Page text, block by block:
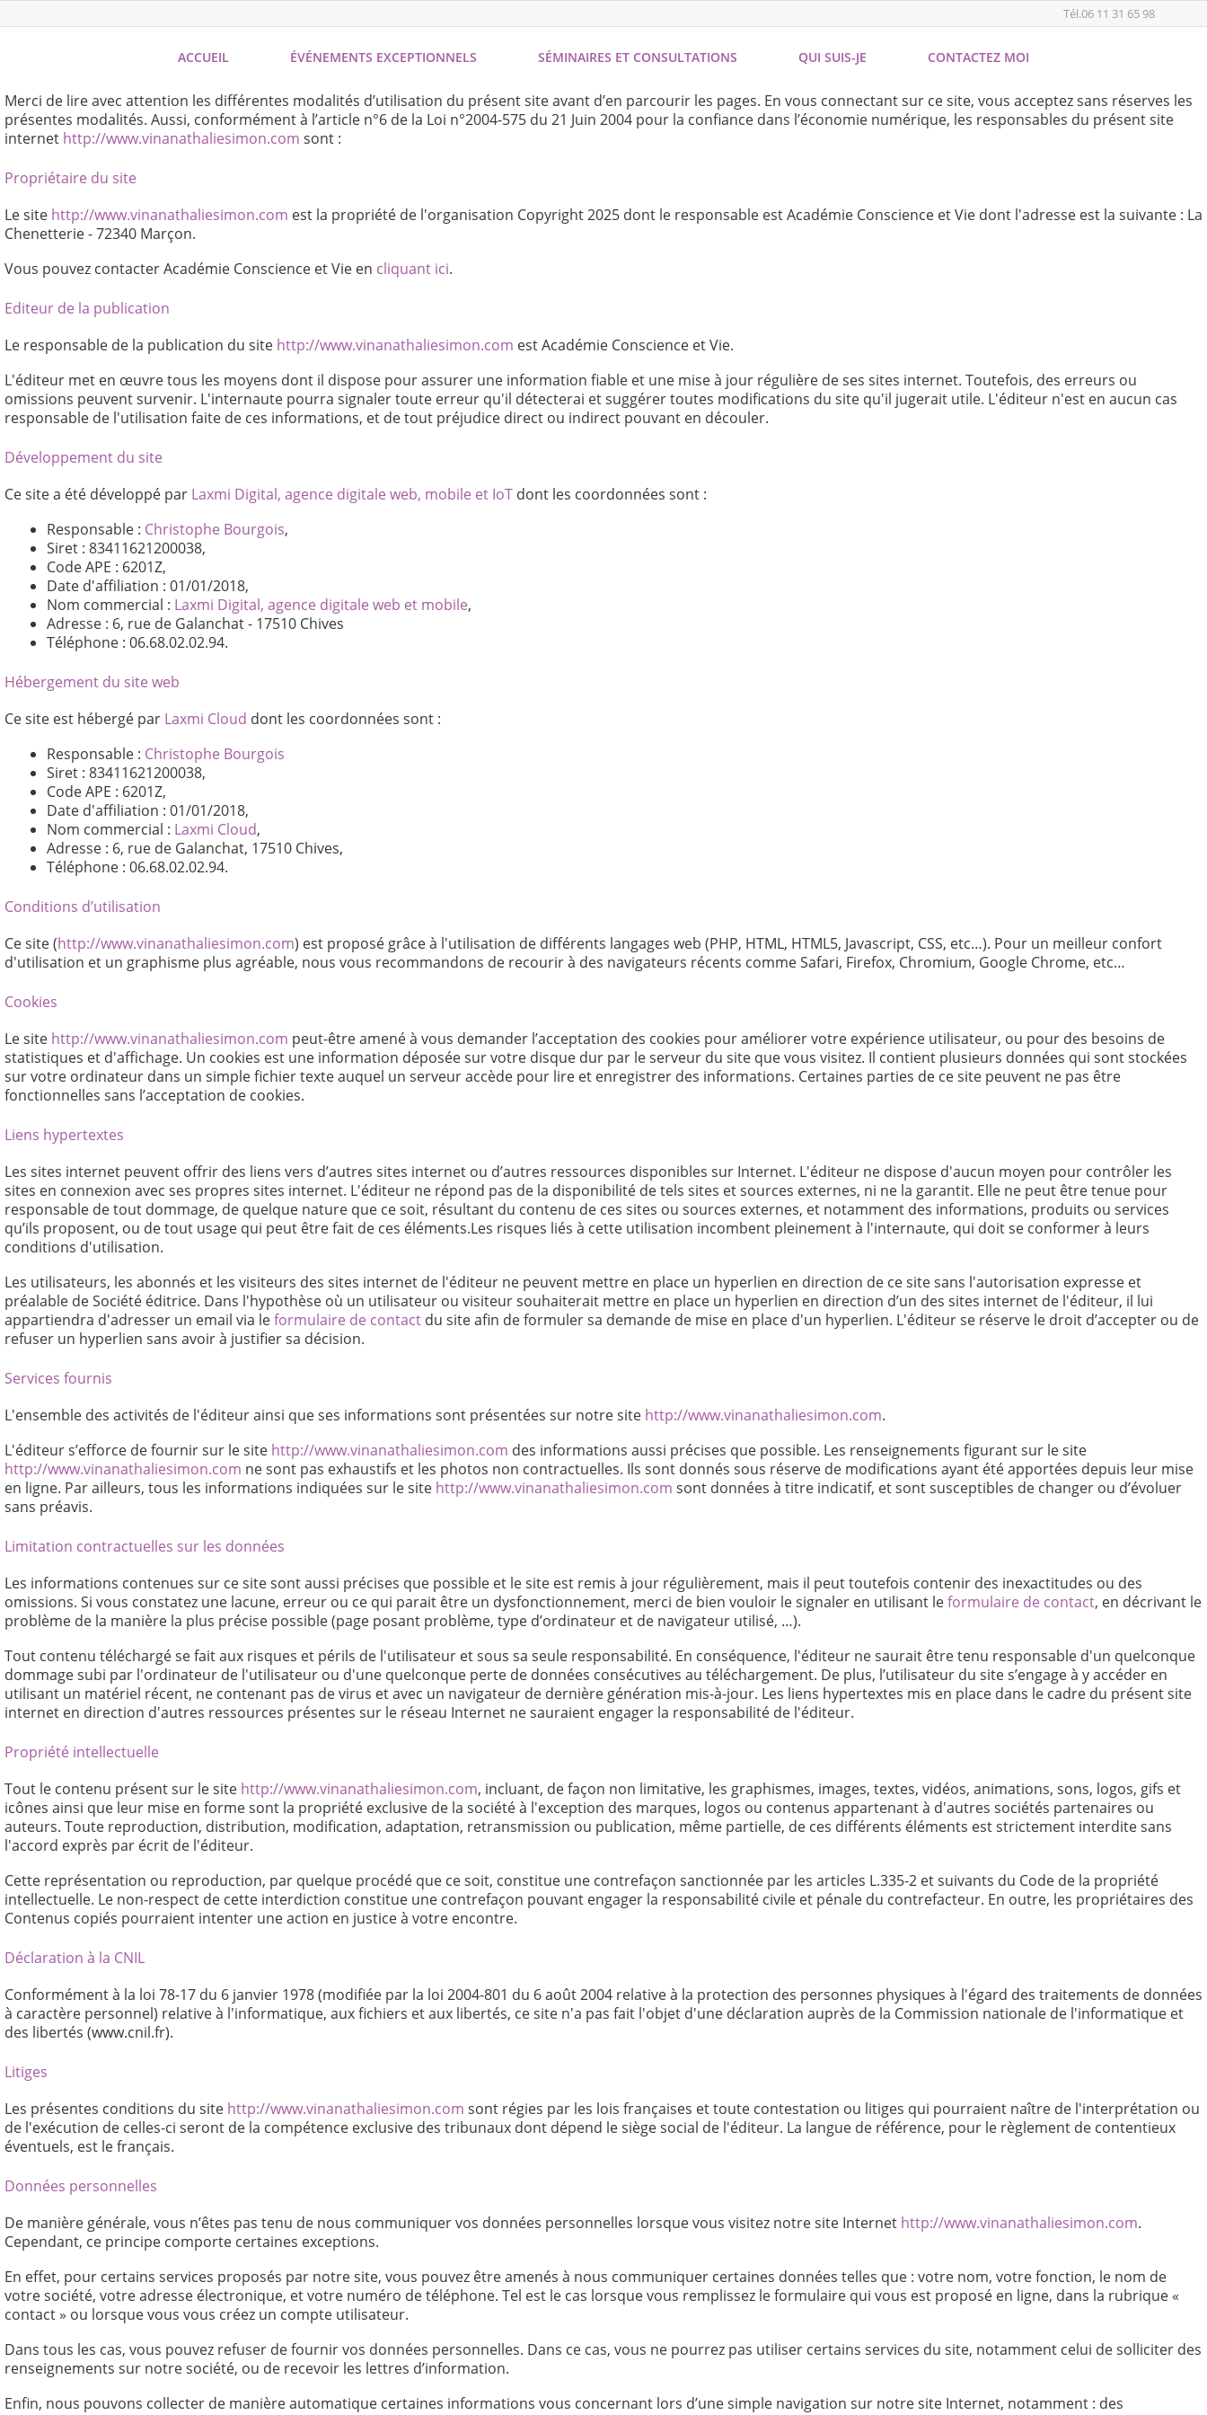
Tél.06 11 31 65 98
ACCUEIL ÉVÉNEMENTS EXCEPTIONNELS SÉMINAIRES ET CONSULTATIONS QUI SUIS-JE CONTACTEZ MOI
Merci de lire avec attention les différentes modalités d’utilisation du présent site avant d’en parcourir les pages. En vous connectant sur ce site, vous acceptez sans réserves les
présentes modalités. Aussi, conformément à l’article n°6 de la Loi n°2004-575 du 21 Juin 2004 pour la confiance dans l’économie numérique, les responsables du présent site
internet http://www.vinanathaliesimon.com sont :
Propriétaire du site
Le site http://www.vinanathaliesimon.com est la propriété de l'organisation Copyright 2025 dont le responsable est Académie Conscience et Vie dont l'adresse est la suivante : La
Chenetterie - 72340 Marçon.
Vous pouvez contacter Académie Conscience et Vie en cliquant ici.
Editeur de la publication
Le responsable de la publication du site http://www.vinanathaliesimon.com est Académie Conscience et Vie.
L'éditeur met en œuvre tous les moyens dont il dispose pour assurer une information fiable et une mise à jour régulière de ses sites internet. Toutefois, des erreurs ou
omissions peuvent survenir. L'internaute pourra signaler toute erreur qu'il détecterai et suggérer toutes modifications du site qu'il jugerait utile. L'éditeur n'est en aucun cas
responsable de l'utilisation faite de ces informations, et de tout préjudice direct ou indirect pouvant en découler.
Développement du site
Ce site a été développé par Laxmi Digital, agence digitale web, mobile et IoT dont les coordonnées sont :
Responsable : Christophe Bourgois,
Siret : 83411621200038,
Code APE : 6201Z,
Date d'affiliation : 01/01/2018,
Nom commercial : Laxmi Digital, agence digitale web et mobile,
Adresse : 6, rue de Galanchat - 17510 Chives
Téléphone : 06.68.02.02.94.
Hébergement du site web
Ce site est hébergé par Laxmi Cloud dont les coordonnées sont :
Responsable : Christophe Bourgois
Siret : 83411621200038,
Code APE : 6201Z,
Date d'affiliation : 01/01/2018,
Nom commercial : Laxmi Cloud,
Adresse : 6, rue de Galanchat, 17510 Chives,
Téléphone : 06.68.02.02.94.
Conditions d’utilisation
Ce site (http://www.vinanathaliesimon.com) est proposé grâce à l'utilisation de différents langages web (PHP, HTML, HTML5, Javascript, CSS, etc…). Pour un meilleur confort
d'utilisation et un graphisme plus agréable, nous vous recommandons de recourir à des navigateurs récents comme Safari, Firefox, Chromium, Google Chrome, etc…
Cookies
Le site http://www.vinanathaliesimon.com peut-être amené à vous demander l’acceptation des cookies pour améliorer votre expérience utilisateur, ou pour des besoins de
statistiques et d'affichage. Un cookies est une information déposée sur votre disque dur par le serveur du site que vous visitez. Il contient plusieurs données qui sont stockées
sur votre ordinateur dans un simple fichier texte auquel un serveur accède pour lire et enregistrer des informations. Certaines parties de ce site peuvent ne pas être
fonctionnelles sans l’acceptation de cookies.
Liens hypertextes
Les sites internet peuvent offrir des liens vers d’autres sites internet ou d’autres ressources disponibles sur Internet. L'éditeur ne dispose d'aucun moyen pour contrôler les
sites en connexion avec ses propres sites internet. L'éditeur ne répond pas de la disponibilité de tels sites et sources externes, ni ne la garantit. Elle ne peut être tenue pour
responsable de tout dommage, de quelque nature que ce soit, résultant du contenu de ces sites ou sources externes, et notamment des informations, produits ou services
qu’ils proposent, ou de tout usage qui peut être fait de ces éléments.Les risques liés à cette utilisation incombent pleinement à l'internaute, qui doit se conformer à leurs
conditions d'utilisation.
Les utilisateurs, les abonnés et les visiteurs des sites internet de l'éditeur ne peuvent mettre en place un hyperlien en direction de ce site sans l'autorisation expresse et
préalable de Société éditrice. Dans l'hypothèse où un utilisateur ou visiteur souhaiterait mettre en place un hyperlien en direction d’un des sites internet de l'éditeur, il lui
appartiendra d'adresser un email via leformulaire de contact du site afin de formuler sa demande de mise en place d'un hyperlien. L'éditeur se réserve le droit d’accepter ou de
refuser un hyperlien sans avoir à justifier sa décision.
Services fournis
L'ensemble des activités de l'éditeur ainsi que ses informations sont présentées sur notre site http://www.vinanathaliesimon.com.
L'éditeur s’efforce de fournir sur le site http://www.vinanathaliesimon.com des informations aussi précises que possible. Les renseignements figurant sur le site
http://www.vinanathaliesimon.com ne sont pas exhaustifs et les photos non contractuelles. Ils sont donnés sous réserve de modifications ayant été apportées depuis leur mise
en ligne. Par ailleurs, tous les informations indiquées sur le site http://www.vinanathaliesimon.com sont données à titre indicatif, et sont susceptibles de changer ou d’évoluer
sans préavis.
Limitation contractuelles sur les données
Les informations contenues sur ce site sont aussi précises que possible et le site est remis à jour régulièrement, mais il peut toutefois contenir des inexactitudes ou des
omissions. Si vous constatez une lacune, erreur ou ce qui parait être un dysfonctionnement, merci de bien vouloir le signaler en utilisant leformulaire de contact, en décrivant le
problème de la manière la plus précise possible (page posant problème, type d’ordinateur et de navigateur utilisé, …).
Tout contenu téléchargé se fait aux risques et périls de l'utilisateur et sous sa seule responsabilité. En conséquence, l'éditeur ne saurait être tenu responsable d'un quelconque
dommage subi par l'ordinateur de l'utilisateur ou d'une quelconque perte de données consécutives au téléchargement. De plus, l’utilisateur du site s’engage à y accéder en
utilisant un matériel récent, ne contenant pas de virus et avec un navigateur de dernière génération mis-à-jour. Les liens hypertextes mis en place dans le cadre du présent site
internet en direction d'autres ressources présentes sur le réseau Internet ne sauraient engager la responsabilité de l'éditeur.
Propriété intellectuelle
Tout le contenu présent sur le site http://www.vinanathaliesimon.com, incluant, de façon non limitative, les graphismes, images, textes, vidéos, animations, sons, logos, gifs et
icônes ainsi que leur mise en forme sont la propriété exclusive de la société à l'exception des marques, logos ou contenus appartenant à d'autres sociétés partenaires ou
auteurs. Toute reproduction, distribution, modification, adaptation, retransmission ou publication, même partielle, de ces différents éléments est strictement interdite sans
l'accord exprès par écrit de l'éditeur.
Cette représentation ou reproduction, par quelque procédé que ce soit, constitue une contrefaçon sanctionnée par les articles L.335-2 et suivants du Code de la propriété
intellectuelle. Le non-respect de cette interdiction constitue une contrefaçon pouvant engager la responsabilité civile et pénale du contrefacteur. En outre, les propriétaires des
Contenus copiés pourraient intenter une action en justice à votre encontre.
Déclaration à la CNIL
Conformément à la loi 78-17 du 6 janvier 1978 (modifiée par la loi 2004-801 du 6 août 2004 relative à la protection des personnes physiques à l'égard des traitements de données
à caractère personnel) relative à l'informatique, aux fichiers et aux libertés, ce site n'a pas fait l'objet d'une déclaration auprès de la Commission nationale de l'informatique et
des libertés (www.cnil.fr).
Litiges
Les présentes conditions du site http://www.vinanathaliesimon.com sont régies par les lois françaises et toute contestation ou litiges qui pourraient naître de l'interprétation ou
de l'exécution de celles-ci seront de la compétence exclusive des tribunaux dont dépend le siège social de l'éditeur. La langue de référence, pour le règlement de contentieux
éventuels, est le français.
Données personnelles
De manière générale, vous n’êtes pas tenu de nous communiquer vos données personnelles lorsque vous visitez notre site Internet http://www.vinanathaliesimon.com.
Cependant, ce principe comporte certaines exceptions.
En effet, pour certains services proposés par notre site, vous pouvez être amenés à nous communiquer certaines données telles que : votre nom, votre fonction, le nom de
votre société, votre adresse électronique, et votre numéro de téléphone. Tel est le cas lorsque vous remplissez le formulaire qui vous est proposé en ligne, dans la rubrique «
contact » ou lorsque vous vous créez un compte utilisateur.
Dans tous les cas, vous pouvez refuser de fournir vos données personnelles. Dans ce cas, vous ne pourrez pas utiliser certains services du site, notamment celui de solliciter des
renseignements sur notre société, ou de recevoir les lettres d’information.
Enfin, nous pouvons collecter de manière automatique certaines informations vous concernant lors d’une simple navigation sur notre site Internet, notamment : des